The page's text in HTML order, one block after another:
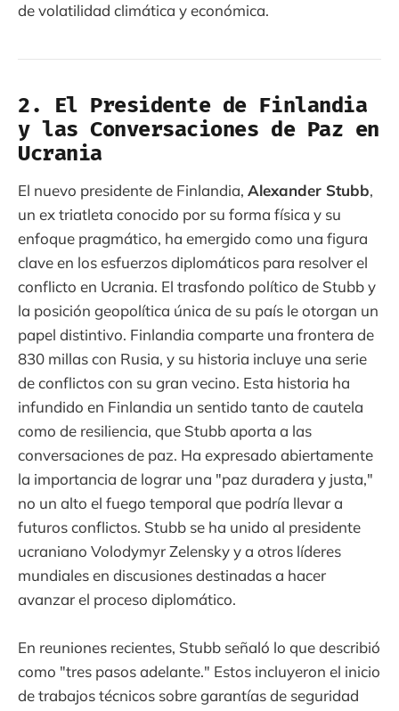
de volatilidad climática y económica.
2. El Presidente de Finlandia
y las Conversaciones de Paz en
Ucrania
El nuevo presidente de Finlandia, Alexander Stubb,
un ex triatleta conocido por su forma física y su
enfoque pragmático, ha emergido como una figura
clave en los esfuerzos diplomáticos para resolver el
conflicto en Ucrania. El trasfondo político de Stubb y
la posición geopolítica única de su país le otorgan un
papel distintivo. Finlandia comparte una frontera de
830 millas con Rusia, y su historia incluye una serie
de conflictos con su gran vecino. Esta historia ha
infundido en Finlandia un sentido tanto de cautela
como de resiliencia, que Stubb aporta a las
conversaciones de paz. Ha expresado abiertamente
la importancia de lograr una "paz duradera y justa,"
no un alto el fuego temporal que podría llevar a
futuros conflictos. Stubb se ha unido al presidente
ucraniano Volodymyr Zelensky y a otros líderes
mundiales en discusiones destinadas a hacer
avanzar el proceso diplomático.
En reuniones recientes, Stubb señaló lo que describió
como "tres pasos adelante." Estos incluyeron el inicio
de trabajos técnicos sobre garantías de seguridad